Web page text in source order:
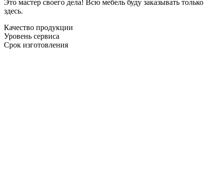
Это мастер своего дела! Всю мебель буду заказывать только
здесь.
Качество продукции
Уровень сервиса
Срок изготовления